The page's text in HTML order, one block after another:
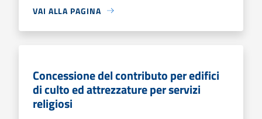
VAI ALLA PAGINA
Concessione del contributo per edifici
di culto ed attrezzature per servizi
religiosi